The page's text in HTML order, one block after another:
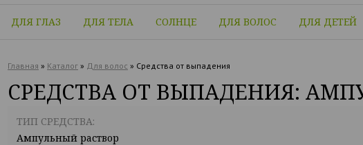
ДЛЯ ГЛАЗ ДЛЯ ТЕЛА СОЛНЦЕ ДЛЯ ВОЛОС ДЛЯ ДЕТЕЙ
Главная » Каталог » Для волос » Средства от выпадения
СРЕДСТВА ОТ ВЫПАДЕНИЯ:
ТИП СРЕДСТВА:
Ампульный раствор